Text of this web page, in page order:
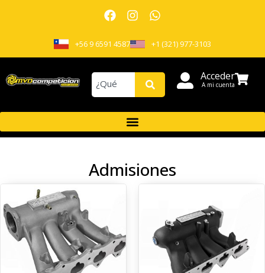
+56 9 6591 4587 +1 (321) 977-3103
Acceder
A mi cuenta
Admisiones